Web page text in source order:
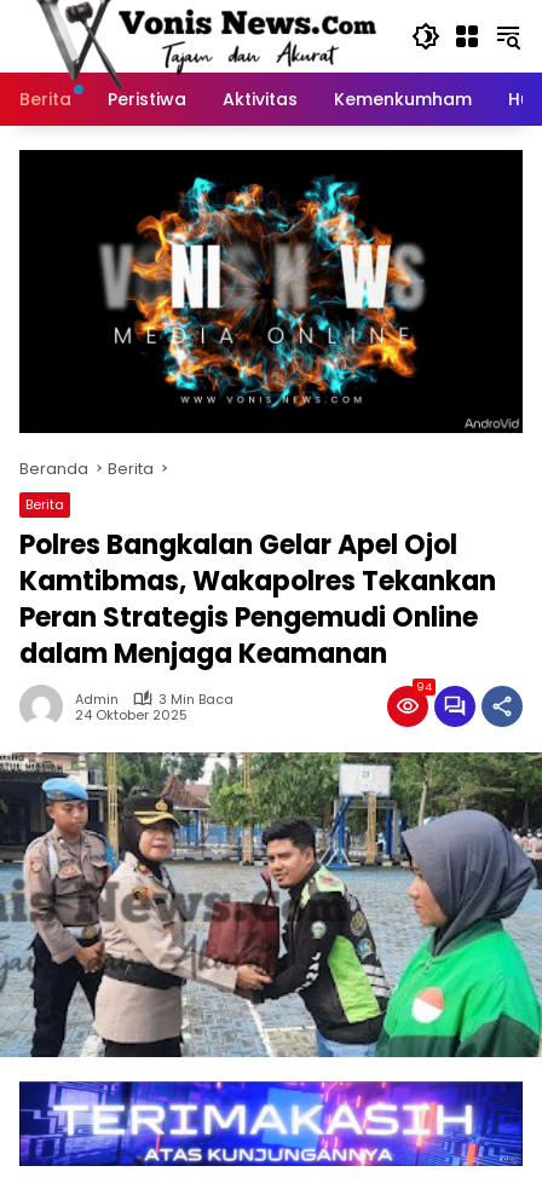
Langsung
Berita
Peristiwa Aktivitas Kemenkumham
Beranda Berita
Berita
Polres Bangkalan Gelar Apel Ojol
Kamtibmas, Wakapolres Tekankan
Peran Strategis Pengemudi Online
dalam Menjaga Keamanan
Admin
3 Min Baca
24 Oktober 2025
94